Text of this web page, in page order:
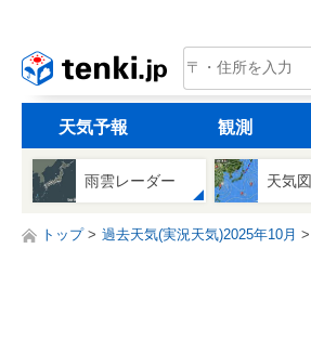
tenki.jp
天気予報 観測
雨雲レーダー 天気図
トップ 過去天気(実況天気)2025年10月